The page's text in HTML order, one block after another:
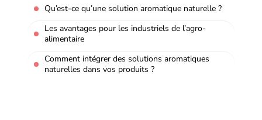
Qu’est-ce qu’une solution aromatique naturelle ?
Les avantages pour les industriels de l’agro-
alimentaire
Comment intégrer des solutions aromatiques
naturelles dans vos produits ?